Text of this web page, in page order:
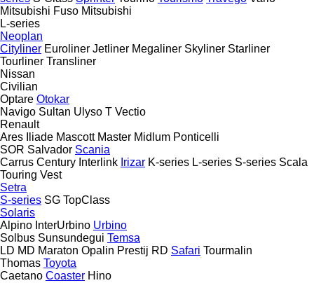
Mitsubishi Fuso Mitsubishi
L-series
Neoplan
Cityliner Euroliner Jetliner Megaliner Skyliner Starliner
Tourliner Transliner
Nissan
Civilian
Optare Otokar
Navigo Sultan Ulyso T Vectio
Renault
Ares
Iliade Mascott Master Midlum Ponticelli
SOR Salvador Scania
Carrus Century Interlink Irizar K-series L-series S-series Scala
Touring Vest
Setra
S-series SG TopClass
Solaris
Alpino InterUrbino Urbino
Solbus Sunsundegui Temsa
LD MD Maraton Opalin Prestij RD Safari Tourmalin
Thomas Toyota
Caetano Coaster Hino